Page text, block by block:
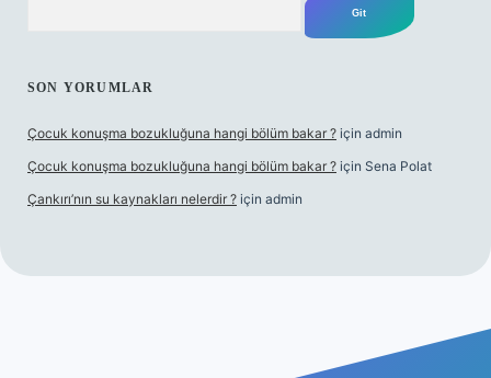
SON YORUMLAR
Çocuk konuşma bozukluğuna hangi bölüm bakar ? için admin
Çocuk konuşma bozukluğuna hangi bölüm bakar ? için Sena Polat
Çankırı’nın su kaynakları nelerdir ? için admin